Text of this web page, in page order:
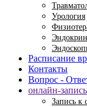
Урология
Расписание
Контакты
Вопрос -
онлайн-запись
Запись к